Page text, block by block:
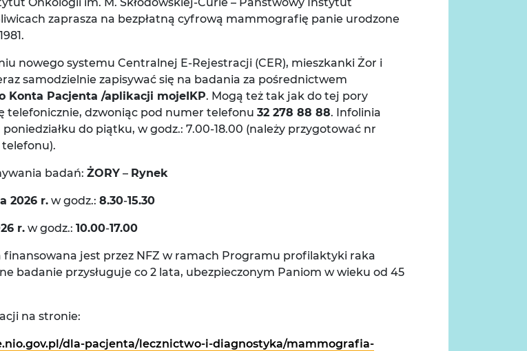
zaprasza na bezpłatną cyfrową mammografię panie urodzone
nowego systemu Centralnej E-Rejestracji (CER), mieszkanki Żor i
samodzielnie zapisywać się na badania za pośrednictwem
Konta Pacjenta /aplikacji mojeIKP. Mogą też tak jak do tej pory
telefonicznie, dzwoniąc pod numer telefonu 32 278 88 88. Infolinia
do piątku, w godz.: 7.00-18.00 (należy przygotować nr
telefonu).
badań: ŻORY – Rynek
2026 r. w godz.: 8.30-15.30
r. w godz.: 10.00-17.00
jest przez NFZ w ramach Programu profilaktyki raka
badanie przysługuje co 2 lata, ubezpieczonym Paniom w wieku od 45
na stronie:
dla-pacjenta/lecznictwo-i-diagnostyka/mammografia-